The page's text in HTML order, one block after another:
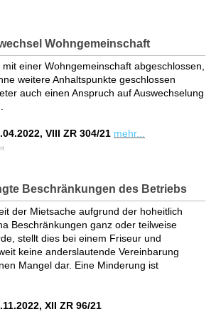
Wohngemeinschaft
einer Wohngemeinschaft abgeschlossen,
weitere Anhaltspunkte geschlossen
auch einen Anspruch auf Auswechselung
VIII ZR 304/21 mehr...
Beschränkungen des Betriebs
der Mietsache aufgrund der hoheitlich
Beschränkungen ganz oder teilweise
stellt dies bei einem Friseur und
keine anderslautende Vereinbarung
Mangel dar. Eine Minderung ist
XII ZR 96/21